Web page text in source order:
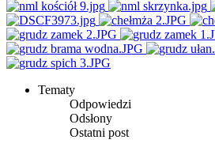
Tematy
Odpowiedzi
Odsłony
Ostatni post